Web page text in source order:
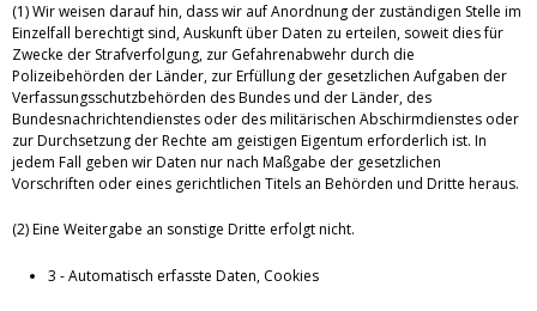
(1) Wir weisen darauf hin, dass wir auf Anordnung der zuständigen Stelle im
Einzelfall berechtigt sind, Auskunft über Daten zu erteilen, soweit dies für
Zwecke der Strafverfolgung, zur Gefahrenabwehr durch die
Polizeibehörden der Länder, zur Erfüllung der gesetzlichen Aufgaben der
Verfassungsschutzbehörden des Bundes und der Länder, des
Bundesnachrichtendienstes oder des militärischen Abschirmdienstes oder
zur Durchsetzung der Rechte am geistigen Eigentum erforderlich ist. In
jedem Fall geben wir Daten nur nach Maßgabe der gesetzlichen
Vorschriften oder eines gerichtlichen Titels an Behörden und Dritte heraus.
(2) Eine Weitergabe an sonstige Dritte erfolgt nicht.
3 - Automatisch erfasste Daten, Cookies